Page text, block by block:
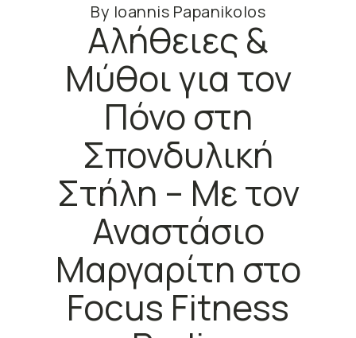
By Ioannis Papanikolos
Αλήθειες &
Μύθοι για τον
Πόνο στη
Σπονδυλική
Στήλη – Με τον
Αναστάσιο
Μαργαρίτη στο
Focus Fitness